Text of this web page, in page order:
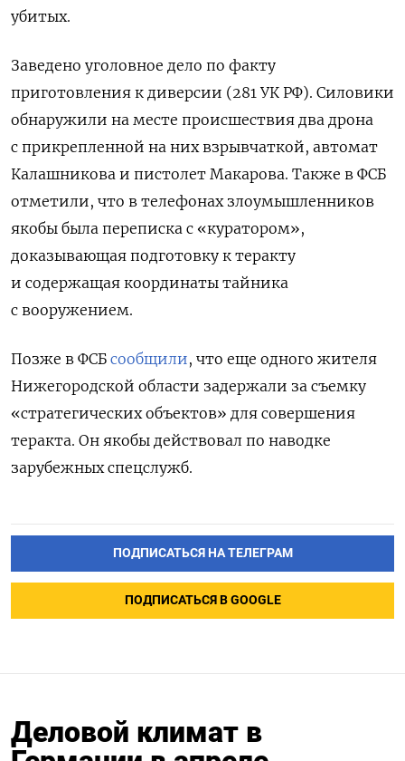
убитых.
Заведено уголовное дело по факту
приготовления к диверсии (281 УК РФ). Силовики
обнаружили на месте происшествия два дрона
с прикрепленной на них взрывчаткой, автомат
Калашникова и пистолет Макарова. Также в ФСБ
отметили, что в телефонах злоумышленников
якобы была переписка с «куратором»,
доказывающая подготовку к теракту
и содержащая координаты тайника
с вооружением.
Позже в ФСБ сообщили, что еще одного жителя
Нижегородской области задержали за съемку
«стратегических объектов» для совершения
теракта. Он якобы действовал по наводке
зарубежных спецслужб.
ПОДПИСАТЬСЯ НА ТЕЛЕГРАМ
ПОДПИСАТЬСЯ В GOOGLE
Деловой климат в